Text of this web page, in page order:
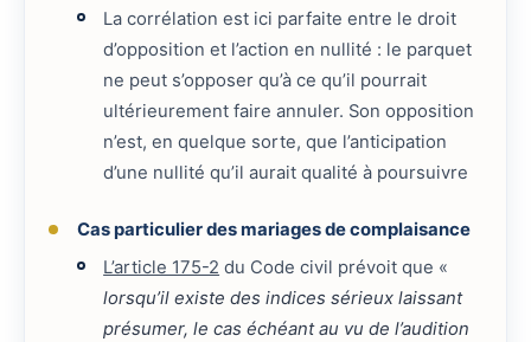
La corrélation est ici parfaite entre le droit
d’opposition et l’action en nullité : le parquet
ne peut s’opposer qu’à ce qu’il pourrait
ultérieurement faire annuler. Son opposition
n’est, en quelque sorte, que l’anticipation
d’une nullité qu’il aurait qualité à poursuivre
Cas particulier des mariages de complaisance
L’article 175-2 du Code civil prévoit que «
lorsqu’il existe des indices sérieux laissant
présumer, le cas échéant au vu de l’audition